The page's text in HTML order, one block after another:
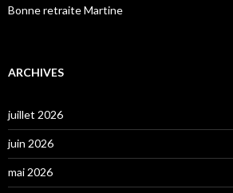
Bonne retraite Martine
ARCHIVES
juillet 2026
juin 2026
mai 2026